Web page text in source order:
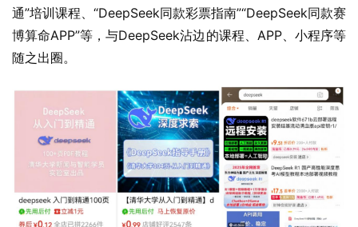
通”培训课程、“DeepSeek同款彩票指南”“DeepSeek同款赛
博算命APP”等，与DeepSeek沾边的课程、APP、小程序等
随之出圈。